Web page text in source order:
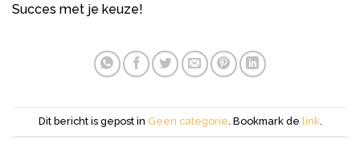
Succes met je keuze!
Dit bericht is gepost in Geen categorie . Bookmark de link.